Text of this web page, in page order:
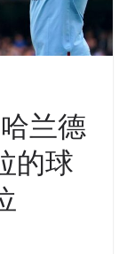
兰德
的球